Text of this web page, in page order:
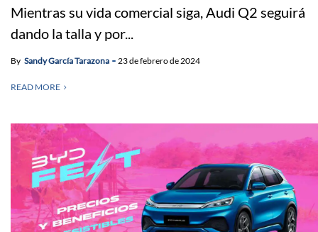
Mientras su vida comercial siga, Audi Q2 seguirá
dando la talla y por...
By Sandy García Tarazona 23 de febrero de 2024
READ MORE